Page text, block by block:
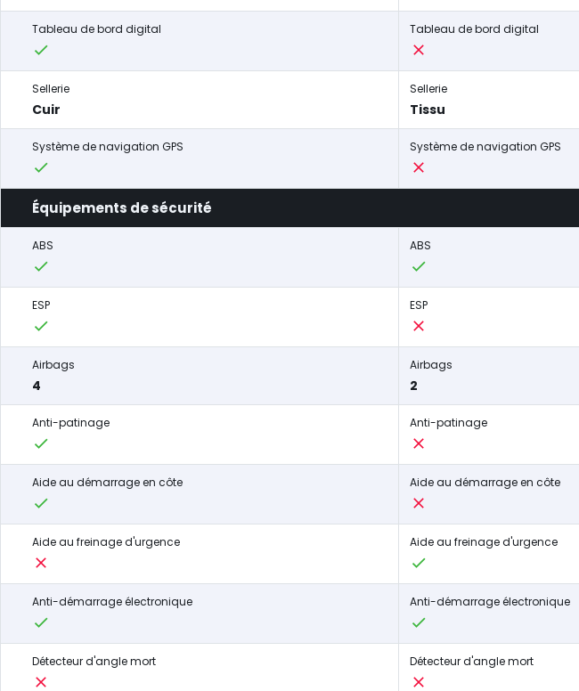
Tableau de bord digital Tableau de bord digital
Sellerie
Cuir
Sellerie
Tissu
Système de navigation GPS Système de navigation GPS
Équipements de sécurité
ABS ABS
ESP ESP
Airbags
4
Airbags
2
Anti-patinage Anti-patinage
Aide au démarrage en côte Aide au démarrage en côte
Aide au freinage d'urgence Aide au freinage d'urgence
Anti-démarrage électronique Anti-démarrage électronique
Détecteur d'angle mort Détecteur d'angle mort